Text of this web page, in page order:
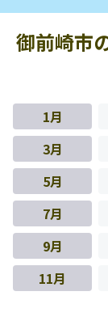
御前崎市
1月
3月
5月
7月
9月
11月